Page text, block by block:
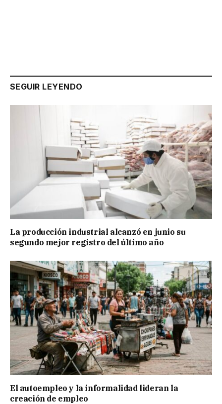
SEGUIR LEYENDO
La producción industrial alcanzó en junio su
segundo mejor registro del último año
El autoempleo y la informalidad lideran la
creación de empleo